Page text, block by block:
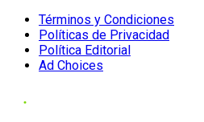
Términos y Condiciones
Políticas de Privacidad
Política Editorial
Ad Choices